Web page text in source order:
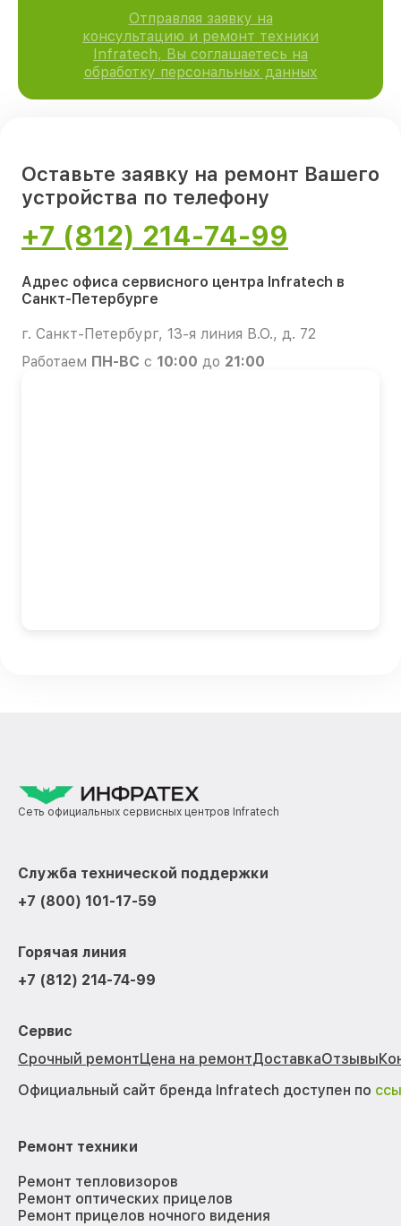
Отправляя заявку на
консультацию и ремонт техники
Infratech, Вы соглашаетесь на
обработку персональных данных
Оставьте заявку на ремонт Вашего
устройства по телефону
+7 (812) 214-74-99
Адрес офиса сервисного центра Infratech в
Санкт-Петербурге
г. Санкт-Петербург, 13-я линия В.О., д. 72
Работаем ПН-ВС с 10:00 до 21:00
Сеть официальных сервисных центров Infratech
Служба технической поддержки
+7 (800) 101-17-59
Горячая линия
+7 (812) 214-74-99
Сервис
Срочный ремонтЦена на ремонтДоставкаОтзывы
Официальный сайт бренда Infratech доступен по
Ремонт техники
Ремонт тепловизоров
Ремонт оптических прицелов
Ремонт прицелов ночного видения